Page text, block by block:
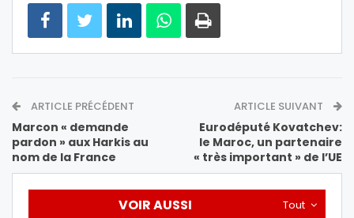
ARTICLE PRÉCÉDENT
Marcon « demande
pardon » aux Harkis au
nom de la France
ARTICLE SUIVANT
Eurodéputé Kovatchev:
le Maroc, un partenaire
« très important » de l’UE
Tout
VOIR AUSSI